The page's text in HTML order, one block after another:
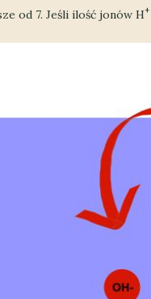
od 7. Jeśli ilość jonów H+